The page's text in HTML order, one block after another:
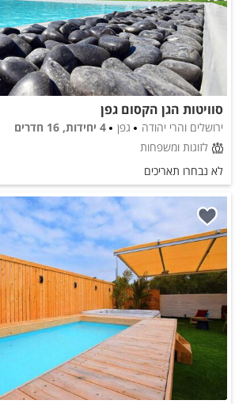
סוויטות הגן הקסום גפן
ירושלים והרי יהודה גפן
4 יחידות, 16 חדרים
לזוגות ומשפחות
לא נבחרו תאריכים